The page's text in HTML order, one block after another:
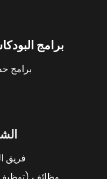
برامج
برامج
فريق